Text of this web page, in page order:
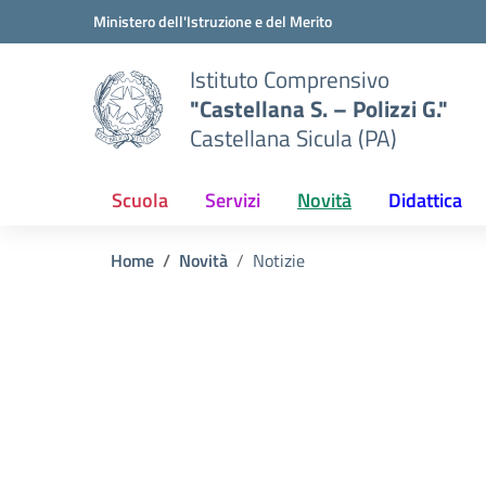
Vai ai contenuti
Vai al menu di navigazioneMinistero dell'Istruzione e del Merito
Istituto Comprensivo
"Castellana S. – Polizzi G."
Castellana Sicula (PA)
Scuola Servizi Novità Didattica
Home Novità Notizie